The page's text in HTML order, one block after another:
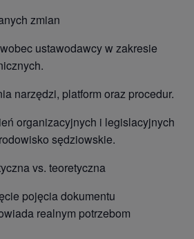
zmian
ustawodawcy w zakresie
narzędzi, platform oraz procedur.
organizacyjnych i legislacyjnych
sędziowskie.
vs. teoretyczna
pojęcia dokumentu
realnym potrzebom